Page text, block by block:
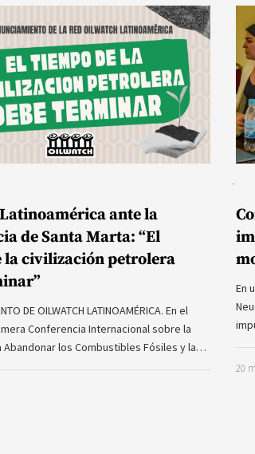
ante la
de Santa Marta: “El
la civilización petrolera
DE OILWATCH LATINOAMÉRICA. En el
Conferencia Internacional sobre la
Abandonar los Combustibles Fósiles y la…
En
20